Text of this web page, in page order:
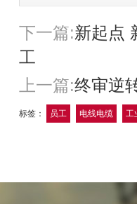
下一篇:新起点
工
上一篇:终审逆转
标签： 员工 电线电缆 工